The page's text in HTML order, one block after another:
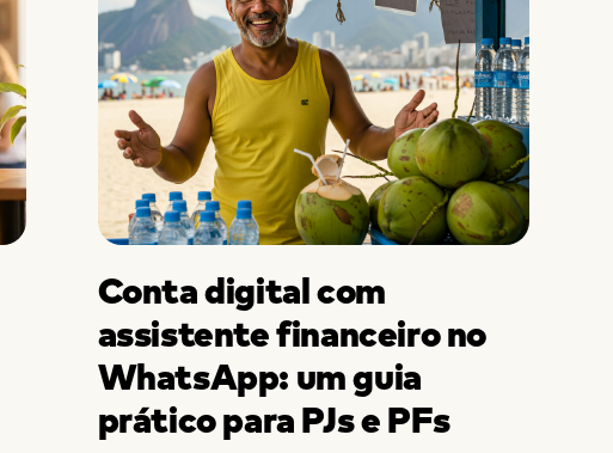
Conta digital com
assistente financeiro no
WhatsApp: um guia
prático para PJs e PFs